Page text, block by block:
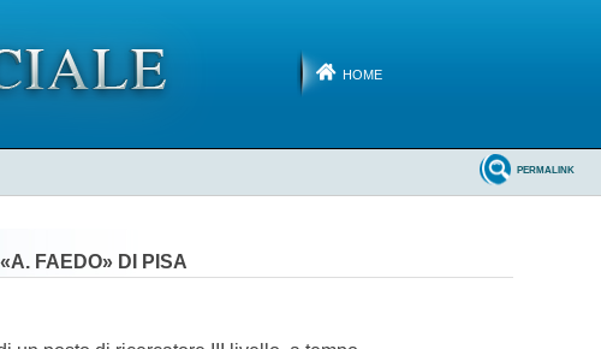
HOME
PERMALINK
FAEDO» DI PISA